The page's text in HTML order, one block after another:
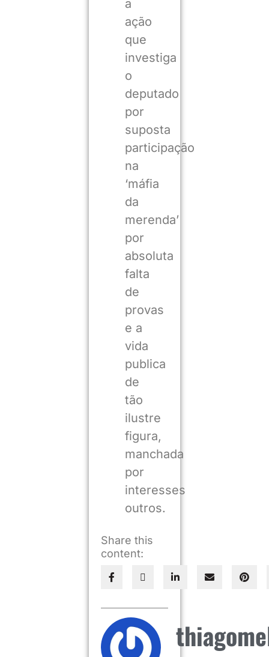
a
ação
que
investiga
o
deputado
por
suposta
participação
na
‘máfia
da
merenda’
por
absoluta
falta
de
provas
e a
vida
publica
de
tão
ilustre
figura,
manchada
por
interesses
outros.
Share this
content: